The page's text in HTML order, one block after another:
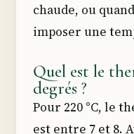
chaude, ou
imposer une
Quel est le
degrés ?
Pour 220 °C, le
est entre 7 et 8.